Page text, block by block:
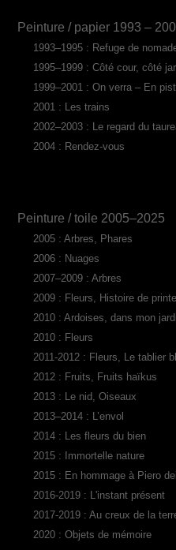
Peinture / papier 1993 –
1993–1995 : Refuge de
1995–1999 : Côté cour, côté
1999–2001 : On verra – En
2001 : Les trains
2002–2003 : Le regard du
2004 : Rendez-vous
Peinture / toile 2005–2025
2005 : Arbres, Phares
2006 : Nuages
2007–2009 : Arbres
2009 : Fleurs, Histoire de
2010 : Ardoises, dans mon
2010 : Fleurs
2011-2012 : Fleurs, Le tablier
2012 : Fruits, Fruits haïkus
2013 : Le nid, Oiseaux
2013–2014 : L’envol
2014 : Les fleurs du bien
2015 : Immortelle nature
2015 : En hommage à Piero
2016-2019 : L'instant présent
2017-2019 : Au creux de la
2020 : Objets de mémoire